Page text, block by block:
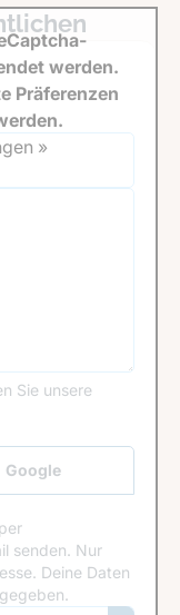
Sie unsere
Google
Anmeldung
senden. Nur
Deine Daten
werden.
Präferenzen
»